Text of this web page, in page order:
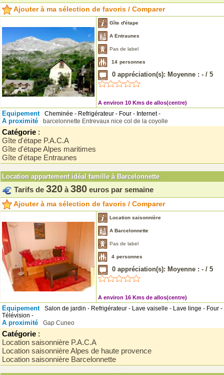
Ajouter à ma sélection de favoris / Comparer
Gîte d'étape
A Entraunes
Pas de label
14 personnes
0 appréciation(s): Moyenne : - / 5
A environ 10 Kms de allos(centre)
Equipement Cheminée - Refrigérateur - Four - Internet -
A proximité barcelonnette Entrevaux nice col de la coyolle
Catégorie :
Gîte d'étape P.A.C.A
Gîte d'étape Alpes maritimes
Gîte d'étape Entraunes
Location appartement idéal famille à Barcelonnette
Tarifs de 320 à 380 euros par semaine
Ajouter à ma sélection de favoris / Comparer
Location saisonnière
A Barcelonnette
Pas de label
4 personnes
0 appréciation(s): Moyenne : - / 5
A environ 16 Kms de allos(centre)
Equipement
Salon de jardin - Refrigérateur - Lave vaiselle - Lave linge - Four -
Télévision -
A proximité Gap Cuneo
Catégorie :
Location saisonnière P.A.C.A
Location saisonnière Alpes de haute provence
Location saisonnière Barcelonnette